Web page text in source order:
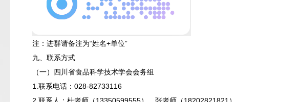
注：进群请备注为“姓名+单位”
九、联系方式
（一）四川省食品科学技术学会会务组
1.联系电话：028-82733116